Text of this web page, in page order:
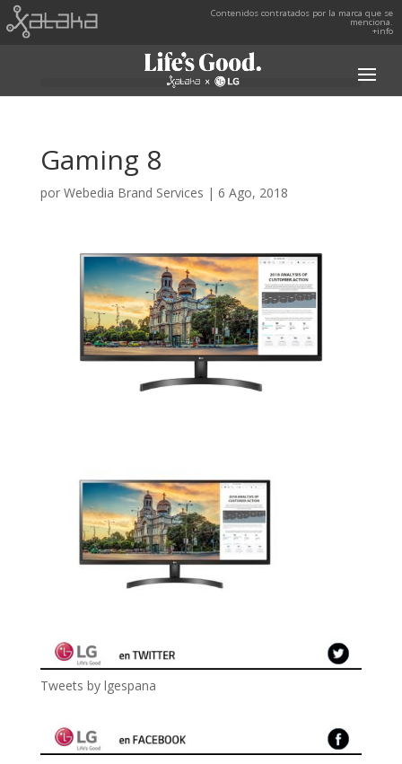
Contenidos contratados por la marca que se
menciona.
+info
Gaming 8
por Webedia Brand Services | 6 Ago, 2018
Tweets by lgespana